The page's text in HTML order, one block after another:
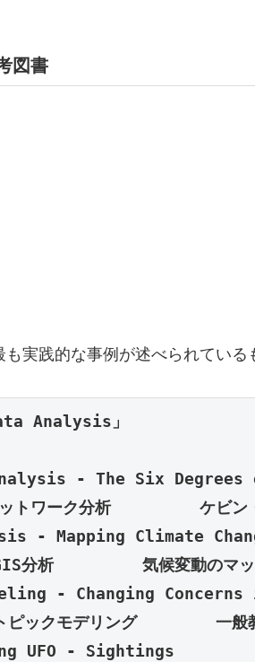
図書
実践的な事例が述べられている
Analysis」
-
The Six Degrees
ク分析         ケビン・ベ
- Mapping Climate
- Changing
UFO - Sightings